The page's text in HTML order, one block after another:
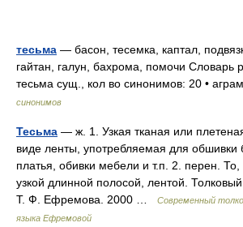
тесьма — басон, тесемка, каптал,
гайтан, галун, бахрома, помочи Словарь
тесьма сущ., кол во синонимов: 20 •
синонимов
Тесьма — ж. 1. Узкая тканая или
виде ленты, употребляемая для обшивки
платья, обивки мебели и т.п. 2. перен. То,
узкой длинной полосой, лентой.
Т. Ф. Ефремова. 2000 …
Современный
языка Ефремовой